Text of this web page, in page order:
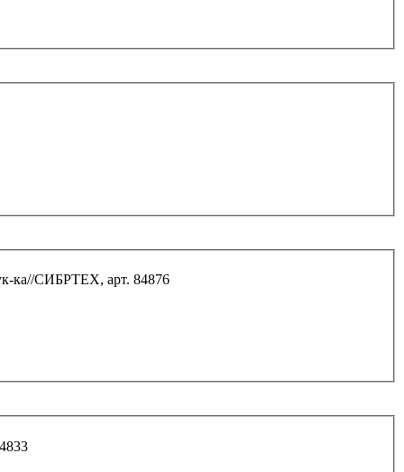
ка//СИБРТЕХ, арт. 84876